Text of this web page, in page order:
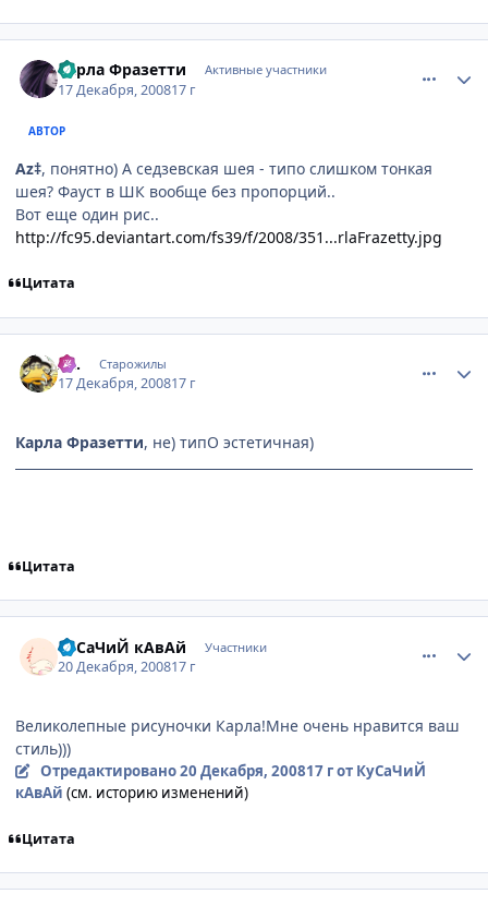
Карла Фразетти Активные участники
17 Декабря, 200817 г
АВТОР
Az‡, понятно) А седзевская шея - типо слишком тонкая
шея? Фауст в ШК вообще без пропорций..
Вот еще один рис..
http://fc95.deviantart.com/fs39/f/2008/351...rlaFrazetty.jpg
Цитата
Az. Старожилы
17 Декабря, 200817 г
Карла Фразетти, не) типО эстетичная)
Цитата
КуСаЧиЙ кАвАй Участники
20 Декабря, 200817 г
Великолепные рисуночки Карла!Мне очень нравится ваш
стиль)))
Отредактировано20 Декабря, 200817 гот КуСаЧиЙ
кАвАй (см. историю изменений)
Цитата